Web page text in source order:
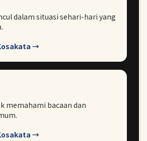
dalam situasi sehari-hari yang
→
memahami bacaan dan
→